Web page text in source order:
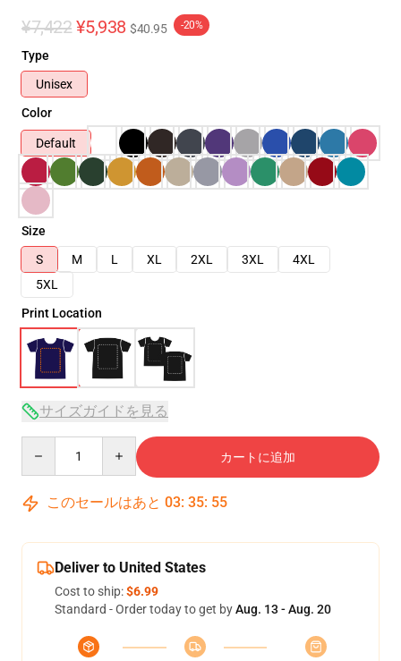
¥7,422 ¥5,938 $40.95 -20%
Type
Unisex
Color
Default
Size
S
M L XL 2XL 3XL
4XL
5XL
Print Location
サイズガイドを見る
カートに追加
このセールはあと 03: 35: 54
Deliver to United States
Cost to ship:$6.99
Standard - Order today to get byAug. 13 - Aug. 20